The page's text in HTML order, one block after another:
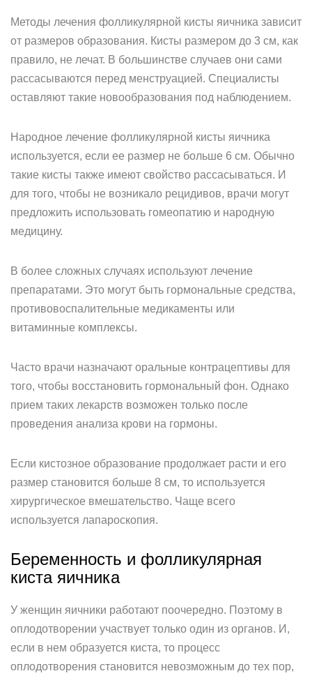
Методы лечения фолликулярной кисты яичника зависит
от размеров образования. Кисты размером до 3 см, как
правило, не лечат. В большинстве случаев они сами
рассасываются перед менструацией. Специалисты
оставляют такие новообразования под наблюдением.
Народное лечение фолликулярной кисты яичника
используется, если ее размер не больше 6 см. Обычно
такие кисты также имеют свойство рассасываться. И
для того, чтобы не возникало рецидивов, врачи могут
предложить использовать гомеопатию и народную
медицину.
В более сложных случаях используют лечение
препаратами. Это могут быть гормональные средства,
противовоспалительные медикаменты или
витаминные комплексы.
Часто врачи назначают оральные контрацептивы для
того, чтобы восстановить гормональный фон. Однако
прием таких лекарств возможен только после
проведения анализа крови на гормоны.
Если кистозное образование продолжает расти и его
размер становится больше 8 см, то используется
хирургическое вмешательство. Чаще всего
используется лапароскопия.
Беременность и фолликулярная
киста яичника
У женщин яичники работают поочередно. Поэтому в
оплодотворении участвует только один из органов. И,
если в нем образуется киста, то процесс
оплодотворения становится невозможным до тех пор,